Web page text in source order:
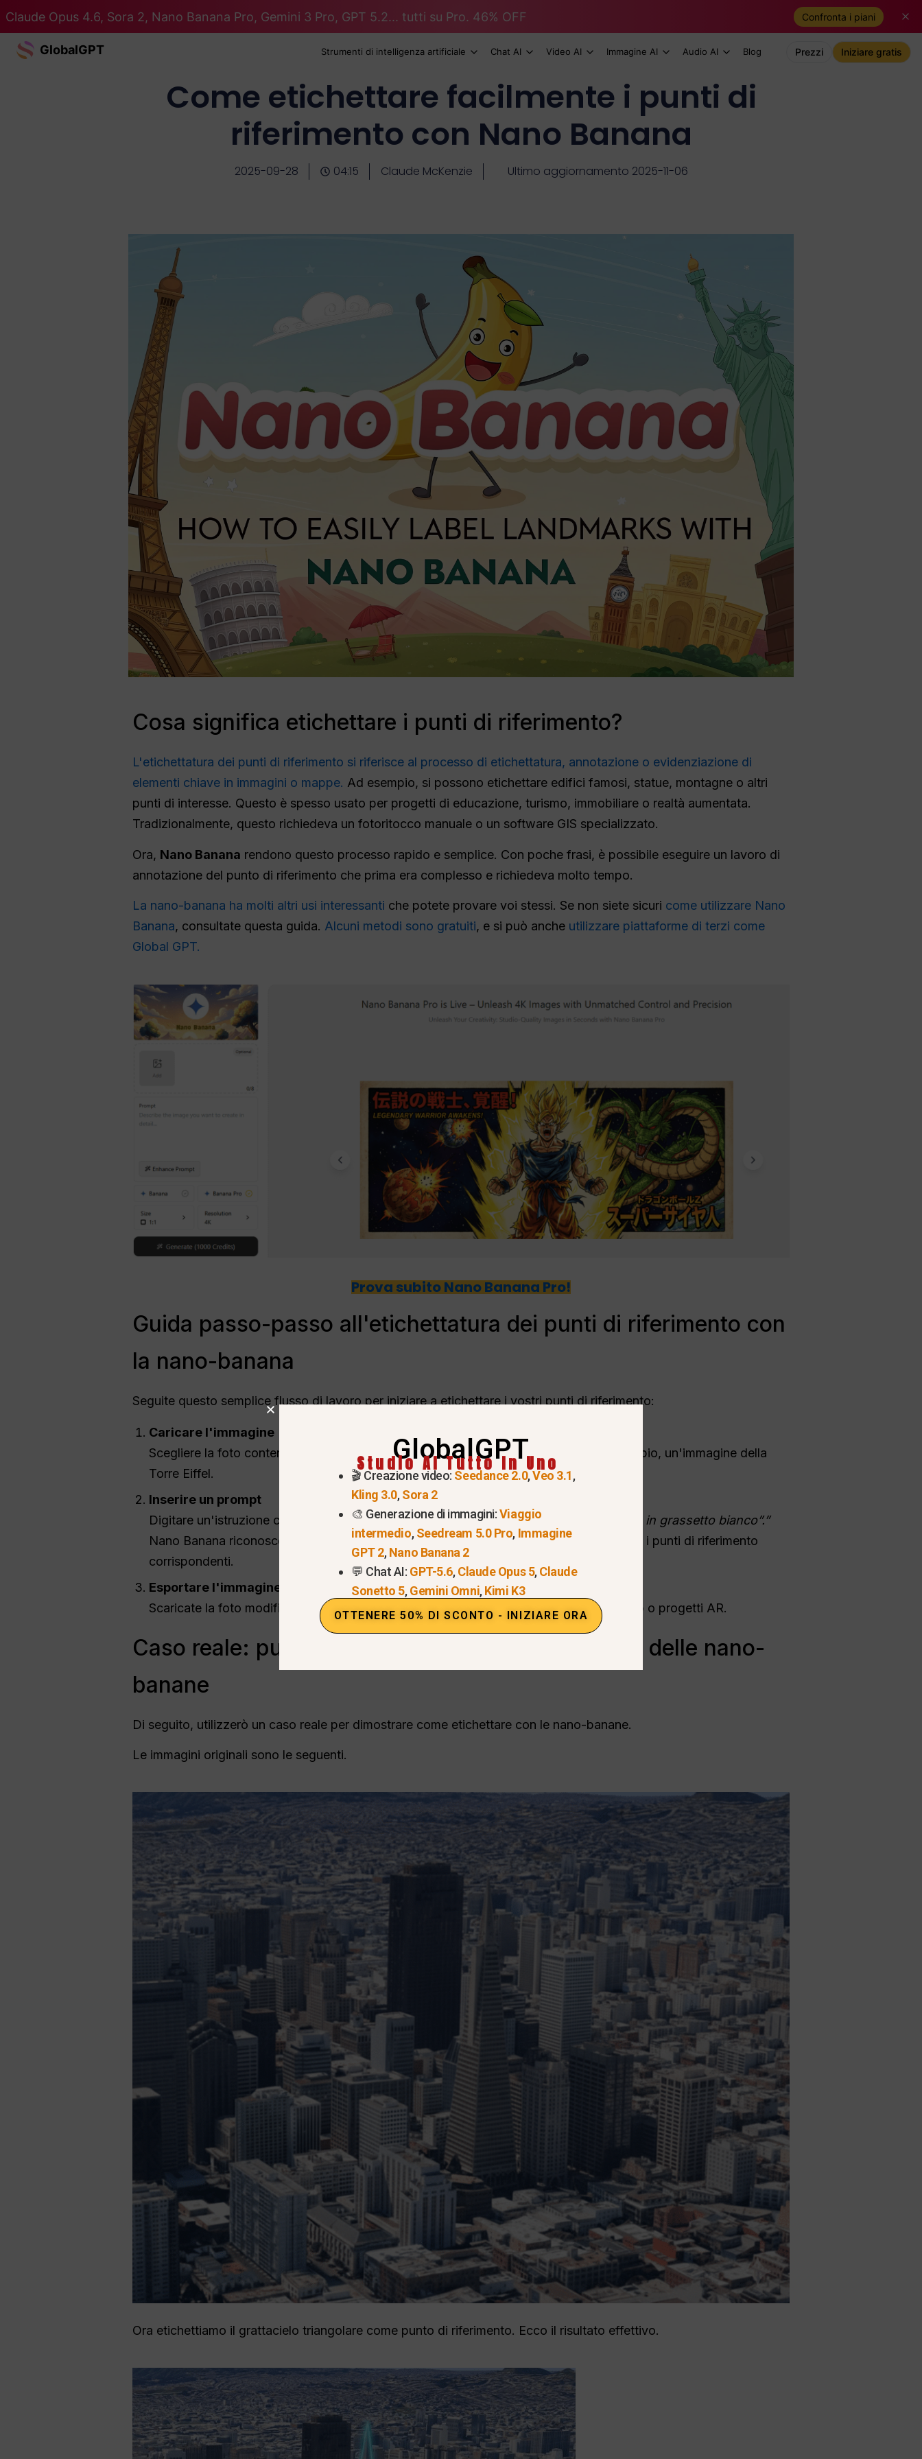
Claude Opus 4.6, Sora 2, Nano Banana Pro, Gemini 3 Pro, GPT 5.2... tutti su Pro. 46% OFF Confronta i piani
GlobalGPT Strumenti di intelligenza artificiale Chat AI Video AI Immagine AI Audio AI Blog Prezzi Iniziare gratis
Come etichettare facilmente i punti di
riferimento con Nano Banana
2025-09-28 04:15 Claude McKenzie Ultimo aggiornamento 2025-11-06
Cosa significa etichettare i punti di riferimento?
L'etichettatura dei punti di riferimento si riferisce al processo di etichettatura, annotazione o evidenziazione di
elementi chiave in immagini o mappe. Ad esempio, si possono etichettare edifici famosi, statue, montagne o altri
punti di interesse. Questo è spesso usato per progetti di educazione, turismo, immobiliare o realtà aumentata.
Tradizionalmente, questo richiedeva un fotoritocco manuale o un software GIS specializzato.
Ora, Nano Banana rendono questo processo rapido e semplice. Con poche frasi, è possibile eseguire un lavoro di
annotazione del punto di riferimento che prima era complesso e richiedeva molto tempo.
La nano-banana ha molti altri usi interessanti che potete provare voi stessi. Se non siete sicuri come utilizzare Nano
Banana, consultate questa guida. Alcuni metodi sono gratuiti, e si può anche utilizzare piattaforme di terzi come
Global GPT.
Prova subito Nano Banana Pro!
Guida passo-passo all'etichettatura dei punti di riferimento con
la nano-banana
Seguite questo semplice flusso di lavoro per iniziare a etichettare i vostri punti di riferimento:
Caricare l'immagine
Scegliere la foto contenente il punto di riferimento che si desidera etichettare. Ad esempio, un'immagine della
Torre Eiffel.
Inserire un prompt
Digitare un'istruzione chiara come:
“Aggiungere l'etichetta ‘Torre Eiffel’ sopra l'edificio in grassetto bianco”.”
Nano Banana riconosce automaticamente gli oggetti presenti nell'immagine e aggiunge i punti di riferimento
corrispondenti.
Esportare l'immagine finale
Scaricate la foto modificata nel formato che preferite, pronta per presentazioni, siti web o progetti AR.
Caso reale: punti di riferimento per l'etichettatura delle nano-
banane
Di seguito, utilizzerò un caso reale per dimostrare come etichettare con le nano-banane.
Le immagini originali sono le seguenti.
Ora etichettiamo il grattacielo triangolare come punto di riferimento. Ecco il risultato effettivo.
GlobalGPT
Studio AI Tutto In Uno
🎬 Creazione video: Seedance 2.0,Veo 3.1,
Kling 3.0,Sora 2
🎨 Generazione di immagini:Viaggio
intermedio,Seedream 5.0 Pro, Immagine
GPT 2,Nano Banana 2
💬 Chat AI: GPT-5.6,Claude Opus 5,Claude
Sonetto 5,Gemini Omni,Kimi K3
OTTENERE 50% DI SCONTO - INIZIARE ORA